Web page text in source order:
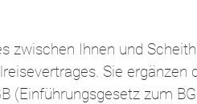
Ihnen und
Sie
(Einführungsgesetz zum